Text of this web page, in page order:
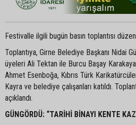
Festivalle ilgili bugün basın toplantısı
Toplantıya, Girne Belediye Başkanı Nidai
üyeleri Ali Tektan ile Burcu Başay
Ahmet Esenboğa, Kıbrıs Türk
Kayra ve belediye çalışanları katıldı.
açıklandı.
GÜNGÖRDÜ: “TARİHİ BİNAYI KENTE